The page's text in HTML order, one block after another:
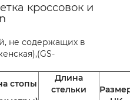
кроссовок и
не содержащих в
стопы
Длина
стельки